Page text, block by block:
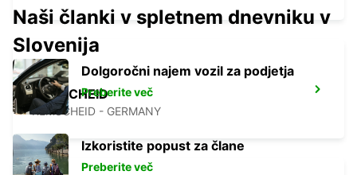
REMSCHEID
REMSCHEID - GERMANY
Naši članki v spletnem dnevniku v
Slovenija
Dolgoročni najem vozil za podjetja
Preberite več
Izkoristite popust za člane
Preberite več